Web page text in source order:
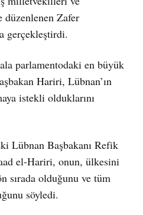
düzenlenen Zafer
gerçekleştirdi.
parlamentodaki en büyük
Hariri, Lübnan’ın
istekli olduklarını
Lübnan Başbakanı Refik
el-Hariri, onun, ülkesini
sırada olduğunu ve tüm
söyledi.